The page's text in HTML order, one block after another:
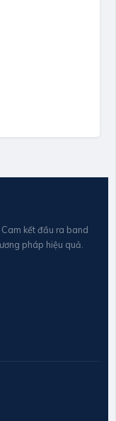
Cam kết đầu ra band
pháp hiệu quả.